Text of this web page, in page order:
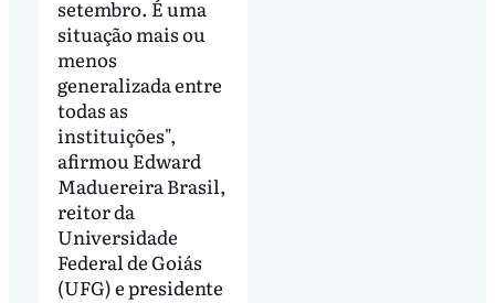
setembro. É uma
situação mais ou
menos
generalizada entre
todas as
instituições",
afirmou Edward
Maduereira Brasil,
reitor da
Universidade
Federal de Goiás
(UFG) e presidente